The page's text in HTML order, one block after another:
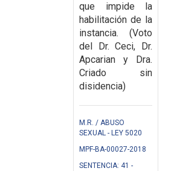
que impide la
habilitación de la
instancia. (Voto
del Dr. Ceci, Dr.
Apcarian y Dra.
Criado sin
disidencia)
M.R. / ABUSO
SEXUAL - LEY 5020
MPF-BA-00027-2018
SENTENCIA: 41 -